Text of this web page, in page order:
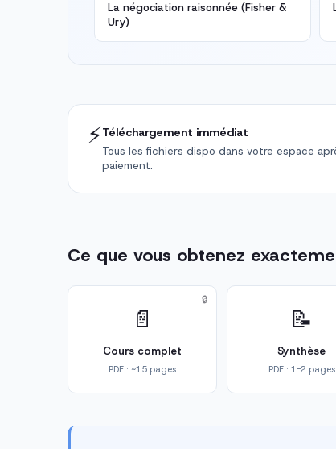
La négociation raisonnée (Fisher &
Ury)
⚡Téléchargement immédiat
Tous les fichiers dispo dans votre espace
paiement.
Ce que vous obtenez
📄
Cours complet
PDF · ~15 pages
🔒
📝
Synthèse
PDF · 1-2 pages